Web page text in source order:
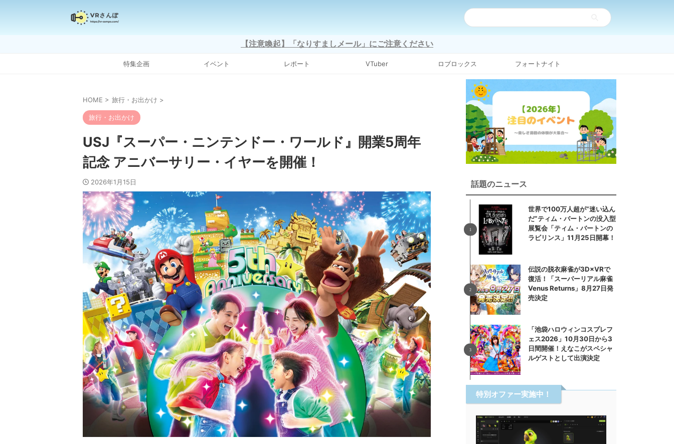
【注意喚起】「なりすましメール」にご注意ください
特集企画 イベント レポート VTuber ロブロックス フォートナイト
HOME > 旅行・お出かけ >
旅行・お出かけ
USJ『スーパー・ニンテンドー・ワールド』開業5周年
記念 アニバーサリー・イヤーを開催！
2026年1月15日 話題のニュース
世界で100万人超が“迷い込ん
だ”ティム・バートンの没入型
展覧会「ティム・バートンの
ラビリンス」11月25日開幕！
伝説の脱衣麻雀が3D×VRで
復活！「スーパーリアル麻雀
Venus Returns」8月27日発
売決定
「池袋ハロウィンコスプレフ
ェス2026」10月30日から3
日間開催！えなこがスペシャ
ルゲストとして出演決定
特別オファー実施中！